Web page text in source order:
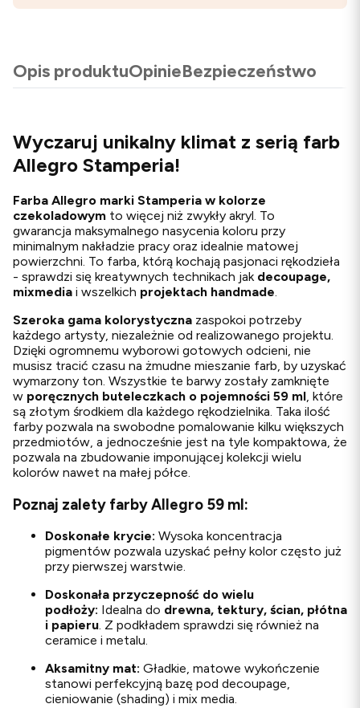
Opis produktuOpinieBezpieczeństwo
Wyczaruj unikalny klimat z serią farb
Allegro Stamperia!
Farba Allegro marki Stamperia w kolorze
czekoladowym to więcej niż zwykły akryl. To
gwarancja maksymalnego nasycenia koloru przy
minimalnym nakładzie pracy oraz idealnie matowej
powierzchni. To farba, którą kochają pasjonaci rękodzieła
- sprawdzi się kreatywnych technikach jak decoupage,
mixmedia i wszelkich projektach handmade.
Szeroka gama kolorystyczna zaspokoi potrzeby
każdego artysty, niezależnie od realizowanego projektu.
Dzięki ogromnemu wyborowi gotowych odcieni, nie
musisz tracić czasu na żmudne mieszanie farb, by uzyskać
wymarzony ton. Wszystkie te barwy zostały zamknięte
w poręcznych buteleczkach o pojemności 59 ml, które
są złotym środkiem dla każdego rękodzielnika. Taka ilość
farby pozwala na swobodne pomalowanie kilku większych
przedmiotów, a jednocześnie jest na tyle kompaktowa, że
pozwala na zbudowanie imponującej kolekcji wielu
kolorów nawet na małej półce.
Poznaj zalety farby Allegro 59 ml:
Doskonałe krycie: Wysoka koncentracja
pigmentów pozwala uzyskać pełny kolor często już
przy pierwszej warstwie.
Doskonała przyczepność do wielu
podłoży: Idealna do drewna, tektury, ścian, płótna
i papieru. Z podkładem sprawdzi się również na
ceramice i metalu.
Aksamitny mat: Gładkie, matowe wykończenie
stanowi perfekcyjną bazę pod decoupage,
cieniowanie (shading) i mix media.